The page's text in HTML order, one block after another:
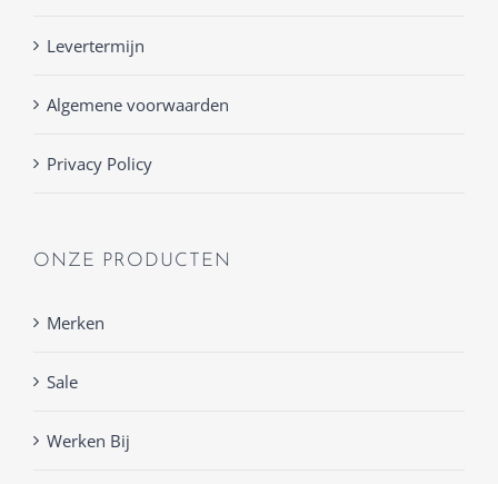
Levertermijn
Algemene voorwaarden
Privacy Policy
ONZE PRODUCTEN
Merken
Sale
Werken Bij